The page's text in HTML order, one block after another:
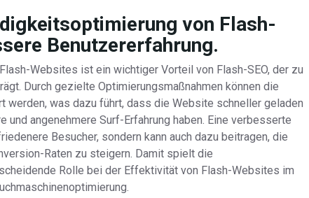
von Flash-
Benutzererfahrung.
Websites ist ein wichtiger Vorteil von Flash-SEO, der zu
Durch gezielte Optimierungsmaßnahmen können die
werden, was dazu führt, dass die Website schneller geladen
angenehmere Surf-Erfahrung haben. Eine verbesserte
Besucher, sondern kann auch dazu beitragen, die
Raten zu steigern. Damit spielt die
Rolle bei der Effektivität von Flash-Websites im